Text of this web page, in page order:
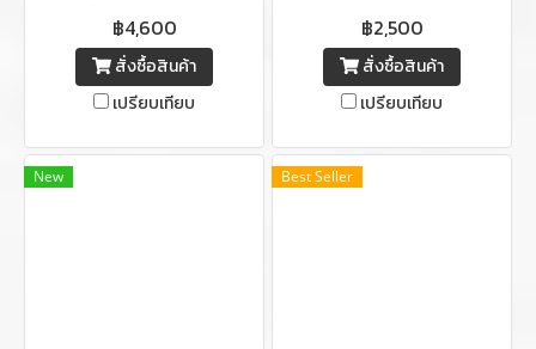
มองเห็นได้ชัดแม้เวลากลางวันและ
ให้เอฟเฟกต์ไฟวิ่งที่ไหลลื่นไร้ที่ติ
฿4,600
สั่งซื้อสินค้า
เปรียบเทียบ
สว่างชัดเจนรอบทิศทาง
฿2,500
สั่งซื้อสินค้า
เปรียบเทียบ
New Best Seller